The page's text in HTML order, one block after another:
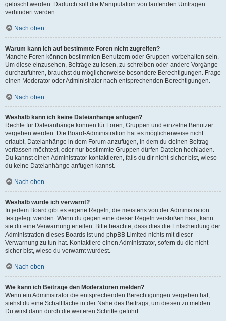
gelöscht werden. Dadurch soll die Manipulation von laufenden Umfragen
verhindert werden.
Nach oben
Warum kann ich auf bestimmte Foren nicht zugreifen?
Manche Foren können bestimmten Benutzern oder Gruppen vorbehalten sein.
Um diese einzusehen, Beiträge zu lesen, zu schreiben oder andere Vorgänge
durchzuführen, brauchst du möglicherweise besondere Berechtigungen. Frage
einen Moderator oder Administrator nach entsprechenden Berechtigungen.
Nach oben
Weshalb kann ich keine Dateianhänge anfügen?
Rechte für Dateianhänge können für Foren, Gruppen und einzelne Benutzer
vergeben werden. Die Board-Administration hat es möglicherweise nicht
erlaubt, Dateianhänge in dem Forum anzufügen, in dem du deinen Beitrag
verfassen möchtest, oder nur bestimmte Gruppen dürfen Dateien hochladen.
Du kannst einen Administrator kontaktieren, falls du dir nicht sicher bist, wieso
du keine Dateianhänge anfügen kannst.
Nach oben
Weshalb wurde ich verwarnt?
In jedem Board gibt es eigene Regeln, die meistens von der Administration
festgelegt werden. Wenn du gegen eine dieser Regeln verstoßen hast, kann
sie dir eine Verwarnung erteilen. Bitte beachte, dass dies die Entscheidung der
Administration dieses Boards ist und phpBB Limited nichts mit dieser
Verwarnung zu tun hat. Kontaktiere einen Administrator, sofern du die nicht
sicher bist, wieso du verwarnt wurdest.
Nach oben
Wie kann ich Beiträge den Moderatoren melden?
Wenn ein Administrator die entsprechenden Berechtigungen vergeben hat,
siehst du eine Schaltfläche in der Nähe des Beitrags, um diesen zu melden.
Du wirst dann durch die weiteren Schritte geführt.